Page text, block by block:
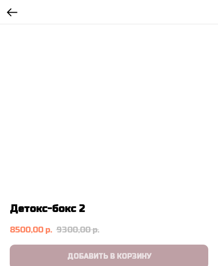
Детокс-бокс 2
8500,00 р. 9300,00 р.
ДОБАВИТЬ В КОРЗИНУ